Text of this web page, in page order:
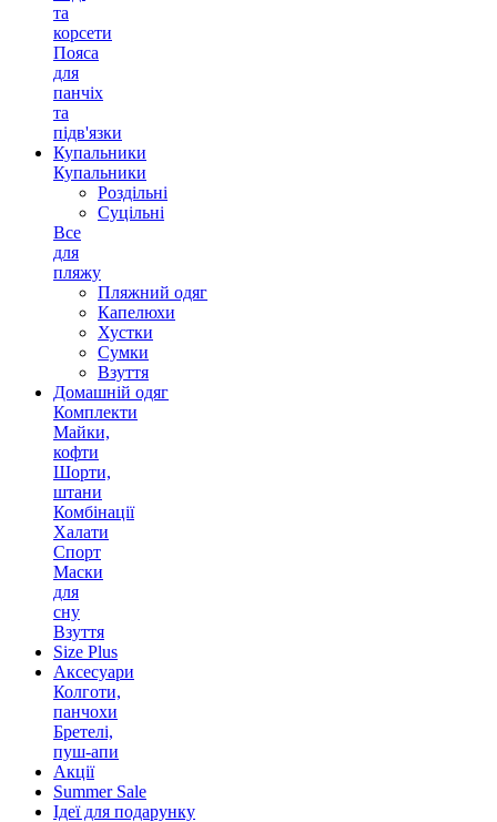
та
корсети
Пояса
для
панчіх
та
підв'язки
Купальники
Купальники
Роздільні
Суцільні
Все
для
пляжу
Пляжний одяг
Капелюхи
Хустки
Сумки
Взуття
Домашній одяг
Комплекти
Майки,
кофти
Шорти,
штани
Комбінації
Халати
Спорт
Маски
для
сну
Взуття
Size Plus
Аксесуари
Колготи,
панчохи
Бретелі,
пуш-апи
Акції
Summer Sale
Ідеї для подарунку